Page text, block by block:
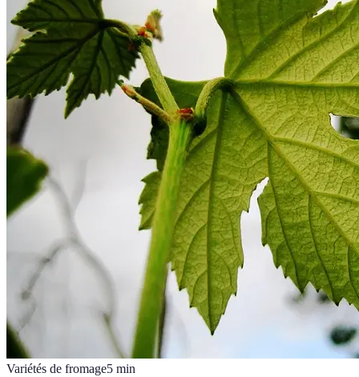
Variétés de fromage5 min